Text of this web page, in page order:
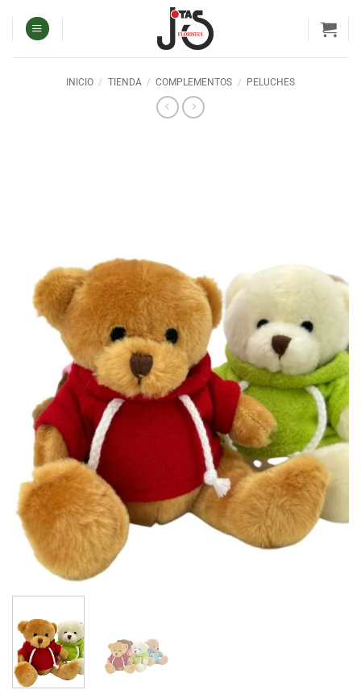
contenido
INICIO / TIENDA / COMPLEMENTOS / PELUCHES